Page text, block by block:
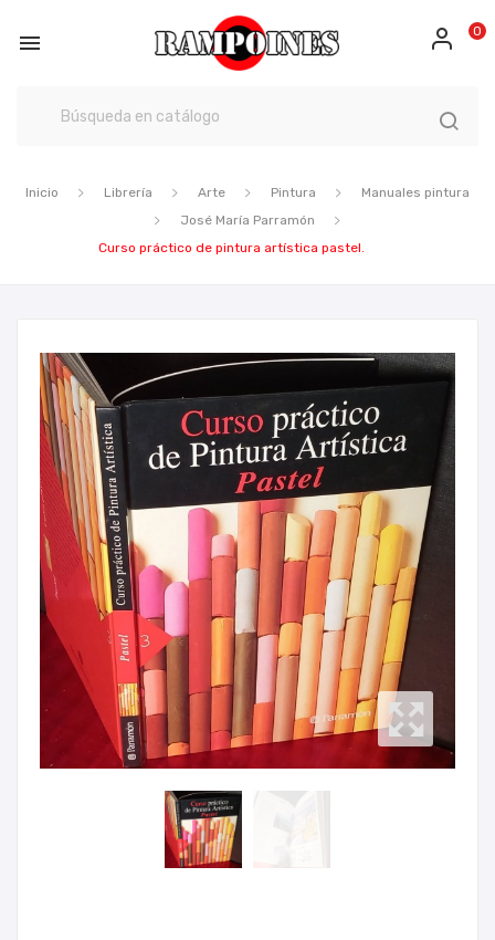
 0
Inicio Librería Arte Pintura
Manuales pintura
José María Parramón
Curso práctico de pintura artística pastel.